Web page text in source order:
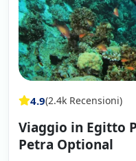
4.9(2.4k Recensioni)
Viaggio in Egitto
Petra Optional